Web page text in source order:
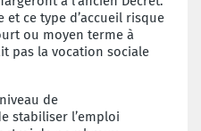
et ce type d’accueil risque
ou moyen terme à
pas la vocation sociale
de
stabiliser l’emploi